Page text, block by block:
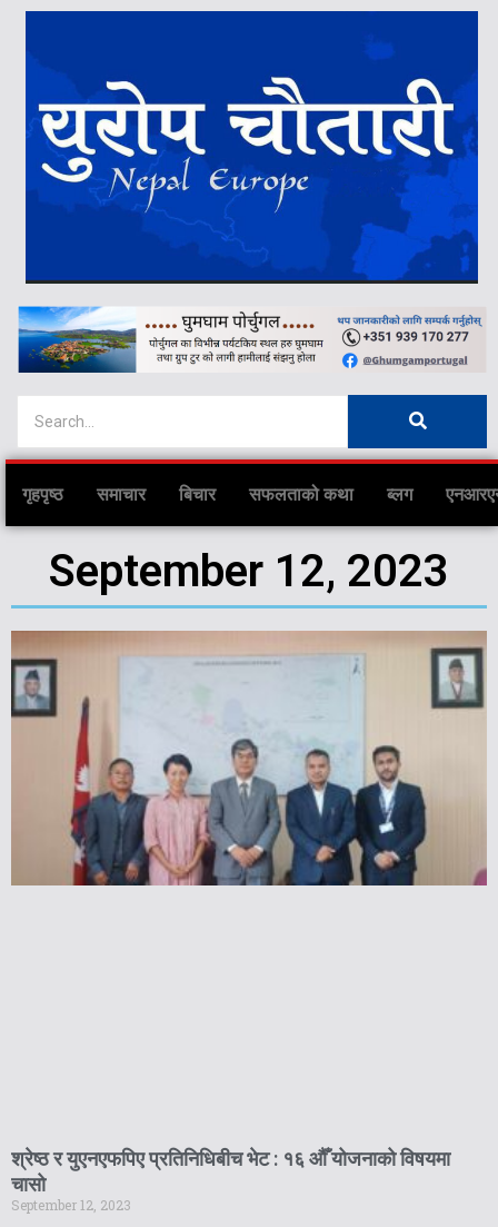
गृहपृष्ठ समाचार बिचार सफलताको कथा ब्लग
September 12, 2023
श्रेष्ठ र युएनएफपिए प्रतिनिधिबीच भेट : १६ औँ योजनाको विषयमा
चासो
September 12, 2023